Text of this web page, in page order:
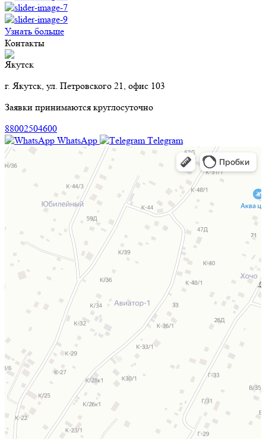
Узнать больше
Контакты
Якутск
г. Якутск, ул. Петровского 21, офис 103
Заявки принимаются круглосуточно
88002504600
WhatsApp
Тelegram